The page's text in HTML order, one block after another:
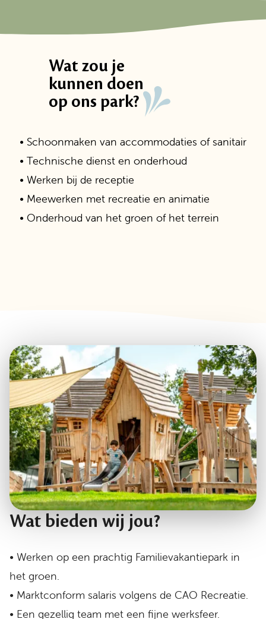
Wat zou je
kunnen doen
op ons park?
• Schoonmaken van accommodaties of sanitair
• Technische dienst en onderhoud
• Werken bij de receptie
• Meewerken met recreatie en animatie
• Onderhoud van het groen of het terrein
Wat bieden wij jou?
• Werken op een prachtig Familievakantiepark in
het groen.
• Marktconform salaris volgens de CAO Recreatie.
• Een gezellig team met een fijne werksfeer.